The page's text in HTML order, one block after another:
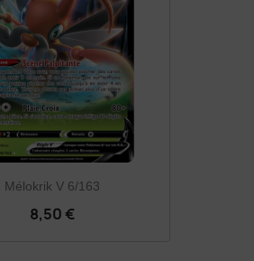
Mélokrik V 6/163
8,50 €